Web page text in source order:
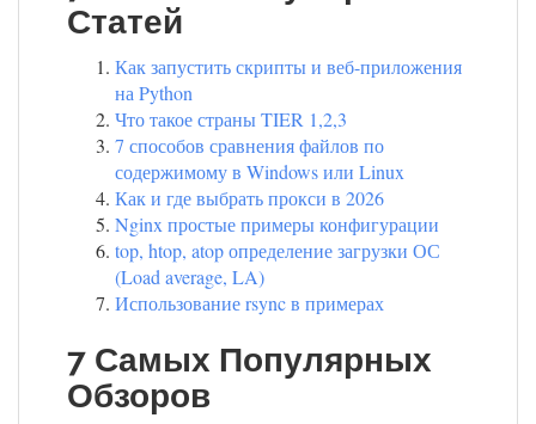
Статей
Как запустить скрипты и веб-приложения
на Python
Что такое страны TIER 1,2,3
7 способов сравнения файлов по
содержимому в Windows или Linux
Как и где выбрать прокси в 2026
Nginx простые примеры конфигурации
top, htop, atop определение загрузки ОС
(Load average, LA)
Использование rsync в примерах
7 Самых Популярных
Обзоров